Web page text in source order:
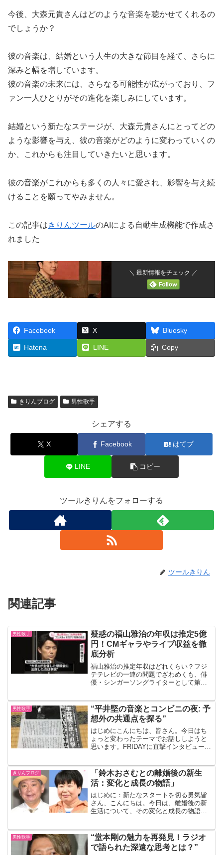
今後、大森元貴さんはどのような音楽を聴かせてくれるの
でしょうか？
彼の音楽は、結婚という人生の大きな節目を経て、さらに
深みと幅を増しています。
彼の音楽の未来には、さらなる可能性が広がっており、フ
ァン一人ひとりがその進化を楽しみにしています。
結婚という新たなステージが、大森元貴さんにとってどの
ような影響を与え、彼の音楽がどのように変わっていくの
か、これからも注目していきたいと思います。
彼の音楽がこれからも多くの人々に愛され、影響を与え続
けることを願ってやみません。
この記事はきりんツールのAIによる自動生成機能で作成さ
れました
＼ 最新情報をチェック ／
Facebook X Bluesky
Hatena LINE Copy
きりんブログ 男性歌手
シェアする
X Facebook はてブ
LINE コピー
ツールきりんをフォローする
ツールきりん
関連記事
男性歌手
疑惑の福山雅治の年収は推定5億
円！CMギャラやライブ収益を徹
底分析
福山雅治の推定年収はどれくらい？フジ
テテレビの一連の問題でざわめくも、俳
優・シンガーソングライターとして第一
でもトップクラスに位置します。ドラマ
や映画の出演料、C...
男性歌手
“平井堅の音楽とコンビニの夜: 予
想外の共通点を探る”
はじめにこんにちは、皆さん。今日はち
ょっと変わったテーマでお話ししようと
思います。FRIDAYに直撃インタビューさ
の夜についてです。一見、全く関係なさ
そうなこの二つです...
きりんブログ
「鈴木おさむとの離婚後の新生
活：変化と成長の物語」
はじめに：新たなスタートを切る勇気皆
さん、こんにちは。今日は、離婚後の新
生活について、その変化と成長の物語を
く一歩となることもあります。このブロ
グを通じて、その過程で得...
男性歌手
“堂本剛の魅力を再発見！ラジオ
で語られた深遠な思考とは？”